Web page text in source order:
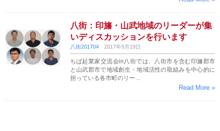
八街：印旛・山武地域のリーダーが集
いディスカッションを行います
八街201704 2017年9月19日
ちば起業家交流会in八街では、八街市を含む印旛郡市
と山武郡市で地域創生・地域活性の取組みを中心的に
担っている各市町のリー…
Read More »